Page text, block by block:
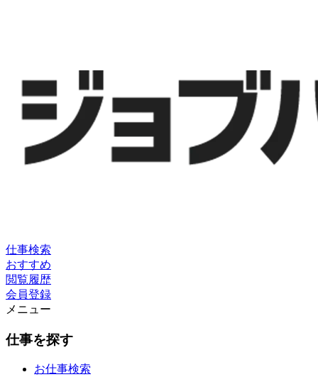
仕事検索
おすすめ
閲覧履歴
会員登録
メニュー
仕事を探す
お仕事検索